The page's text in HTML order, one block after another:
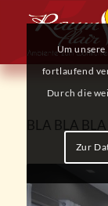
BLA BLA BLA
Um
fortlaufend
Durch die
Zur